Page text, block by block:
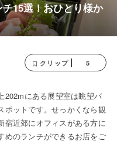
15選！おひとり様か
クリップ 5
202mにある展望室は眺望バ
ポットです。せっかくなら観
宿近郊にオフィスがある方に
めのランチができるお店をご